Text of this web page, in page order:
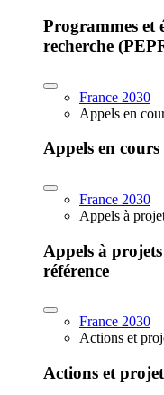
Programmes et
recherche
France 2030
Appels en
Appels en cours
France 2030
Appels à
Appels à
référence
France 2030
Actions et
Actions et